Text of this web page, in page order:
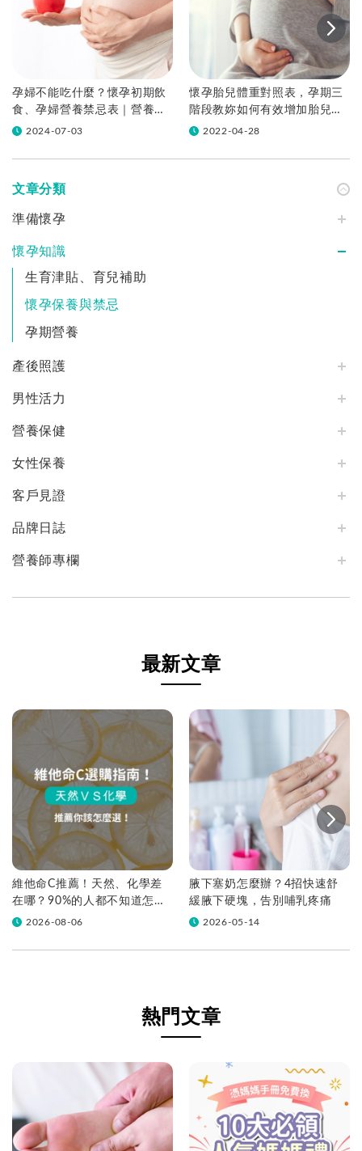
孕婦不能吃什麼？懷孕初期飲
食、孕婦營養禁忌表｜營養師
教你吃！
2024-07-03
懷孕胎兒體重對照表，孕期三
階段教妳如何有效增加胎兒體
重！2022-04-28
文章分類
準備懷孕
懷孕知識
生育津貼、育兒補助
懷孕保養與禁忌
孕期營養
產後照護
男性活力
營養保健
女性保養
客戶見證
品牌日誌
營養師專欄
最新文章
維他命C推薦！天然、化學差
在哪？90%的人都不知道怎麼
挑！帶你一次看
2026-08-06
腋下塞奶怎麼辦？4招快速舒
緩腋下硬塊，告別哺乳疼痛
2026-05-14
熱門文章